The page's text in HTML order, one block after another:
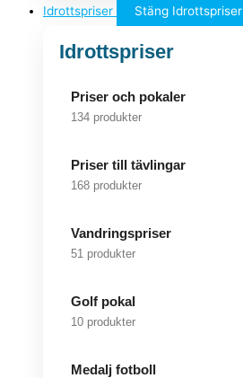
Idrottspriser Stäng Idrottspriser
Idrottspriser
Priser och pokaler
134 produkter
Priser till tävlingar
168 produkter
Vandringspriser
51 produkter
Golf pokal
10 produkter
Medalj fotboll